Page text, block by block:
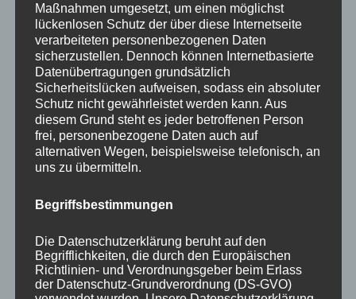
KATEGORIEN
Aktuelles vom MP
Impulse zur persönlichen Reflexion
Naturfoto-Blog
Training und Coaching
Maßnahmen umgesetzt, um einen möglichst
lückenlosen Schutz der über diese Internetseite
verarbeiteten personenbezogenen Daten
sicherzustellen. Dennoch können Internetbasierte
Datenübertragungen grundsätzlich
Sicherheitslücken aufweisen, sodass ein absoluter
Schutz nicht gewährleistet werden kann. Aus
diesem Grund steht es jeder betroffenen Person
frei, personenbezogene Daten auch auf
alternativen Wegen, beispielsweise telefonisch, an
uns zu übermitteln.
Begriffsbestimmungen
Die Datenschutzerklärung beruht auf den
Begrifflichkeiten, die durch den Europäischen
Richtlinien- und Verordnungsgeber beim Erlass
der Datenschutz-Grundverordnung (DS-GVO)